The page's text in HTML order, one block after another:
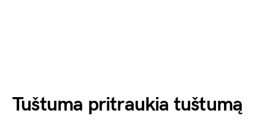
Tuštuma pritraukia tuštumą